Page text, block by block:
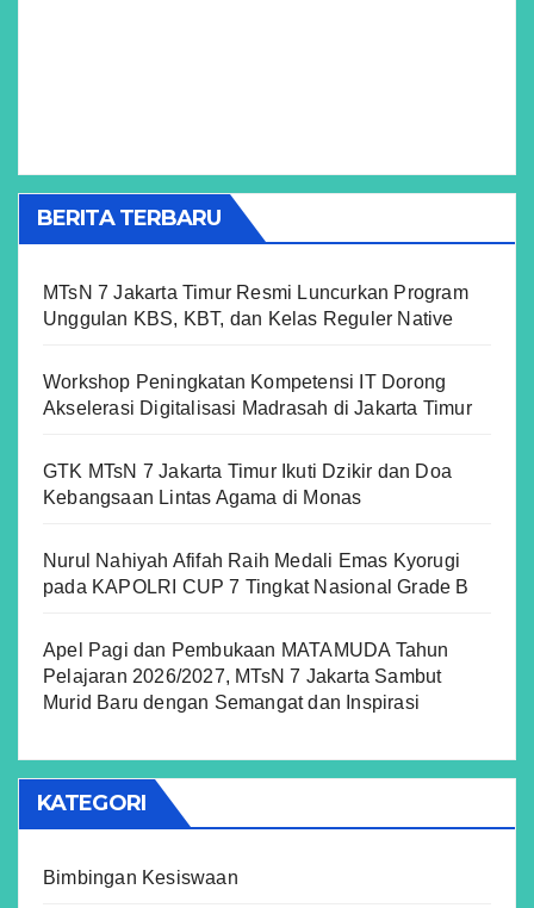
BERITA TERBARU
MTsN 7 Jakarta Timur Resmi Luncurkan Program
Unggulan KBS, KBT, dan Kelas Reguler Native
Workshop Peningkatan Kompetensi IT Dorong
Akselerasi Digitalisasi Madrasah di Jakarta Timur
GTK MTsN 7 Jakarta Timur Ikuti Dzikir dan Doa
Kebangsaan Lintas Agama di Monas
Nurul Nahiyah Afifah Raih Medali Emas Kyorugi
pada KAPOLRI CUP 7 Tingkat Nasional Grade B
Apel Pagi dan Pembukaan MATAMUDA Tahun
Pelajaran 2026/2027, MTsN 7 Jakarta Sambut
Murid Baru dengan Semangat dan Inspirasi
KATEGORI
Bimbingan Kesiswaan